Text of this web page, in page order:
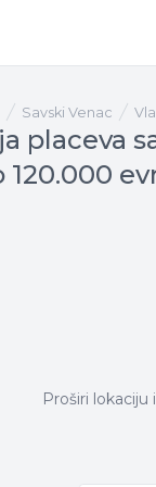
Savski Venac
placeva
120.000
Proširi